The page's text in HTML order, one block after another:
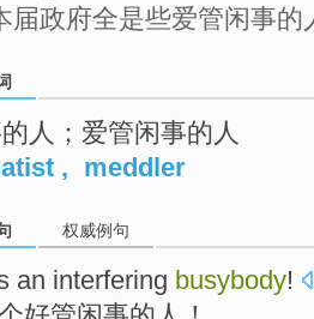
届政府全是些爱管闲事的
人；爱管闲事的人
, meddler
权威例句
an interfering busybody!